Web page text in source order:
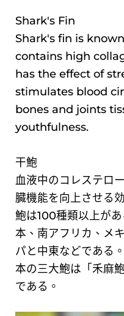
Shark's Fin
Shark's fin is
contains high
has the effect of
stimulates blood
bones and joints
youthfulness.
干鮑
血液中のコレステロ
臓機能を向上させる
鮑は100種類以上が
本、南アフリカ、メ
パと中東などである
本の三大鮑は「禾麻
である。